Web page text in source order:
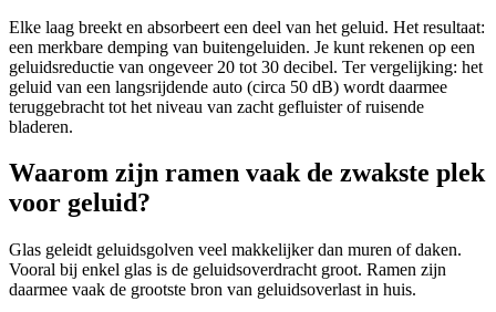
Elke laag breekt en absorbeert een deel van het geluid. Het resultaat:
een merkbare demping van buitengeluiden. Je kunt rekenen op een
geluidsreductie van ongeveer 20 tot 30 decibel. Ter vergelijking: het
geluid van een langsrijdende auto (circa 50 dB) wordt daarmee
teruggebracht tot het niveau van zacht gefluister of ruisende
bladeren.
Waarom zijn ramen vaak de zwakste plek
voor geluid?
Glas geleidt geluidsgolven veel makkelijker dan muren of daken.
Vooral bij enkel glas is de geluidsoverdracht groot. Ramen zijn
daarmee vaak de grootste bron van geluidsoverlast in huis.